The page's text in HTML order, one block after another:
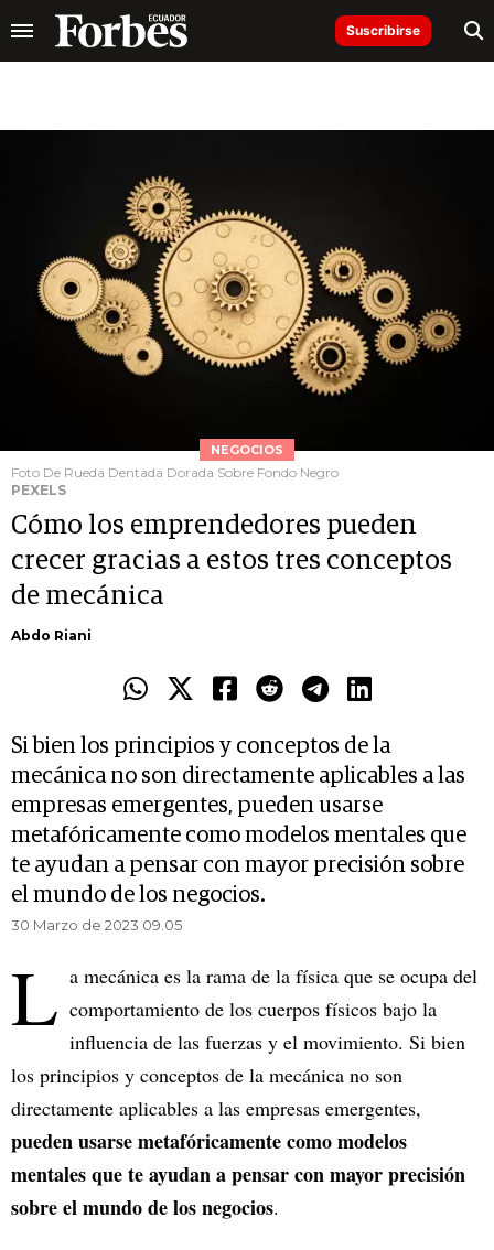
Suscribirse
NEGOCIOS
Foto De Rueda Dentada Dorada Sobre Fondo Negro
PEXELS
Cómo los emprendedores pueden
crecer gracias a estos tres conceptos
de mecánica
Abdo Riani
Si bien los principios y conceptos de la
mecánica no son directamente aplicables a las
empresas emergentes, pueden usarse
metafóricamente como modelos mentales que
te ayudan a pensar con mayor precisión sobre
el mundo de los negocios.
30 Marzo de 2023 09.05
L a mecánica es la rama de la física que se ocupa del
comportamiento de los cuerpos físicos bajo la
influencia de las fuerzas y el movimiento. Si bien
los principios y conceptos de la mecánica no son
directamente aplicables a las empresas emergentes,
pueden usarse metafóricamente como modelos
mentales que te ayudan a pensar con mayor precisión
sobre el mundo de los negocios.